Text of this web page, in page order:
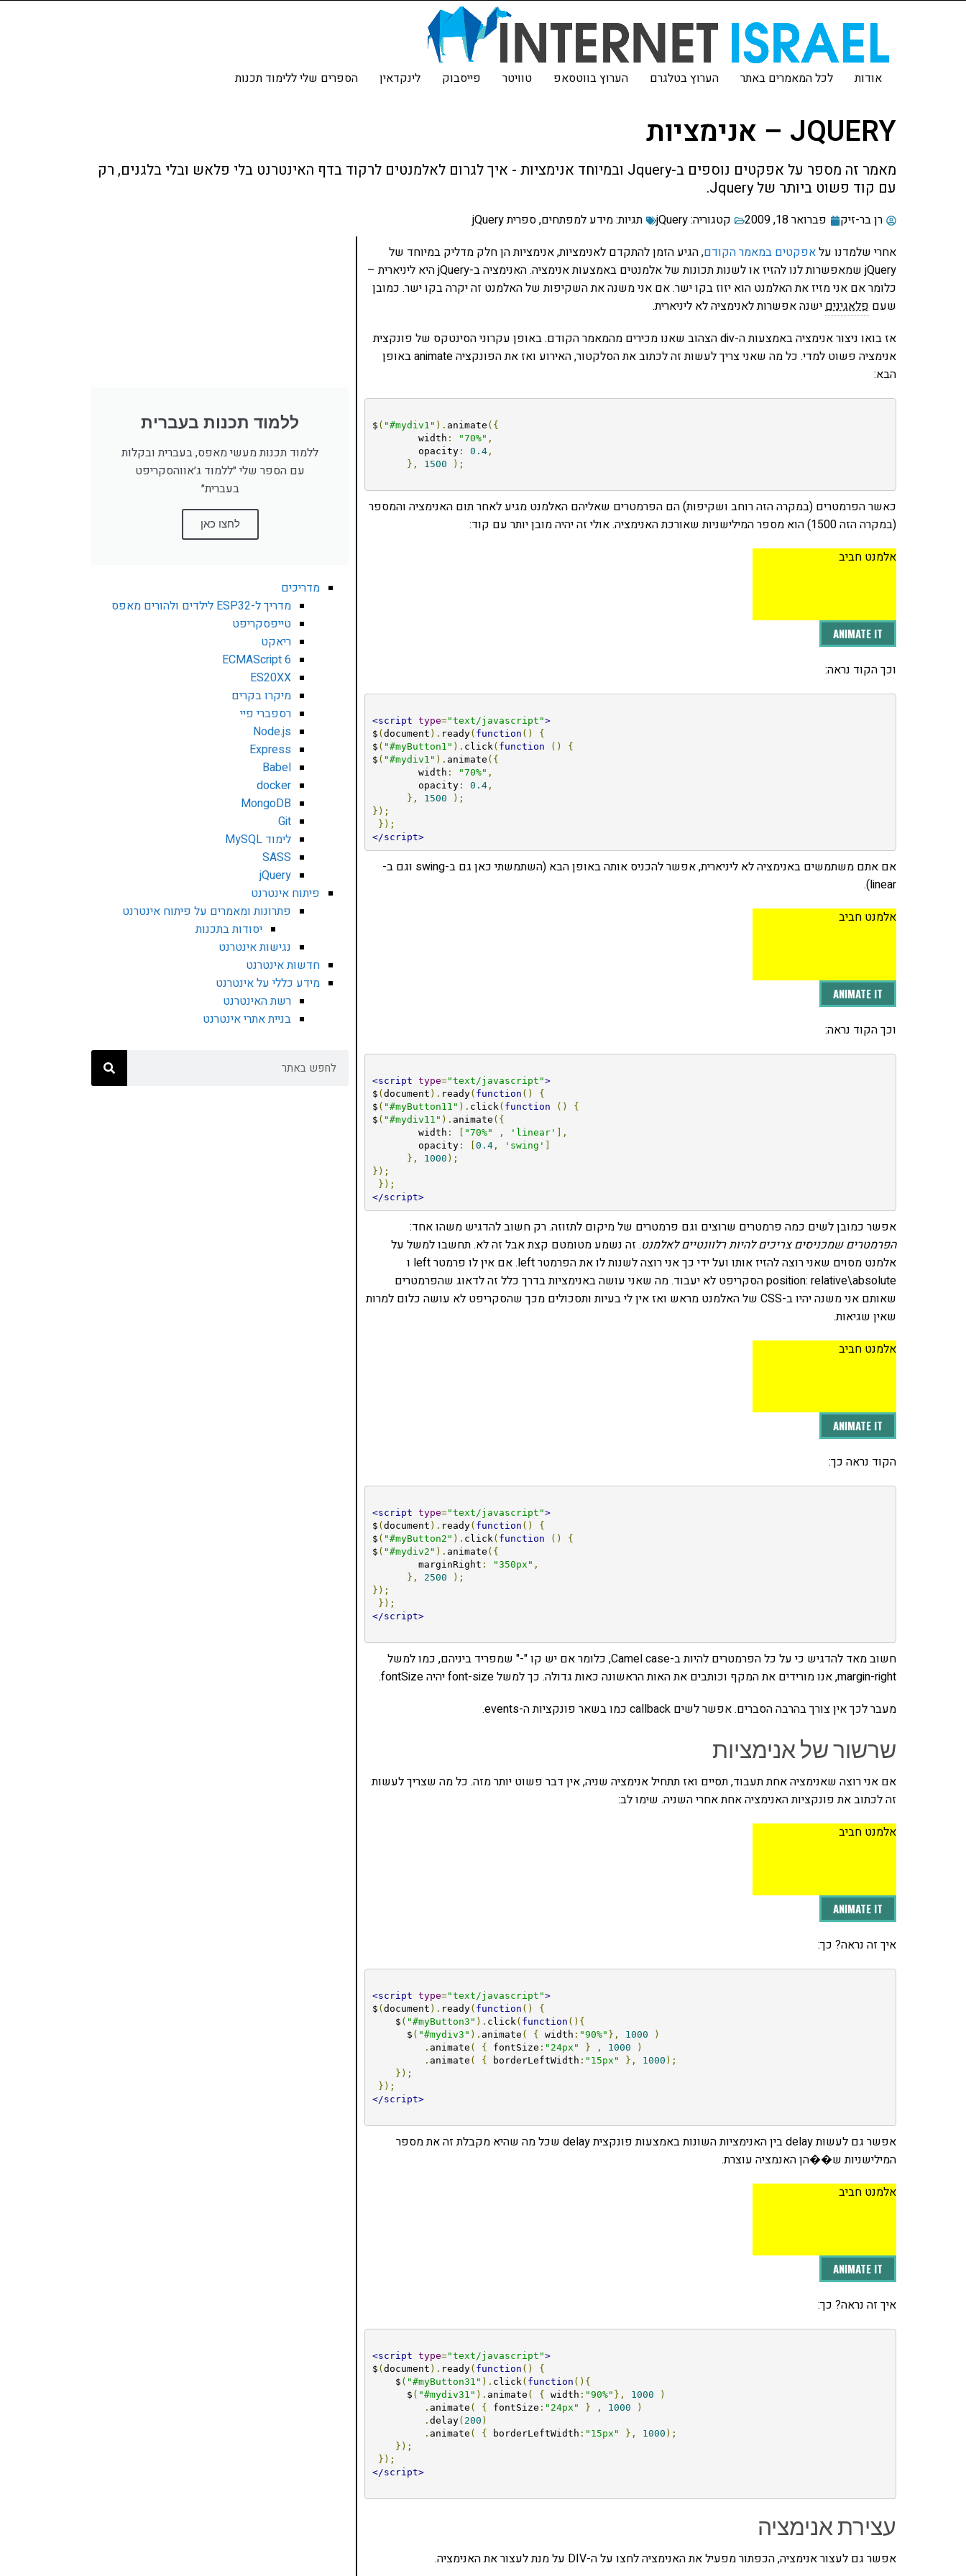
אודות לכל המאמרים באתר הערוץ בטלגרם הערוץ בווטסאפ טוויטר פייסבוק לינקדאין הספרים שלי ללימוד תכנות
JQUERY – אנימציות
מאמר זה מספר על אפקטים נוספים ב-Jquery ובמיוחד אנימציות - איך לגרום לאלמנטים לרקוד בדף האינטרנט בלי פלאש ובלי בלגנים, רק
עם קוד פשוט ביותר של Jquery.
רן בר-זיק פברואר 18, 2009 קטגוריה:jQuery תגיות:מידע למפתחים,ספרית jQuery
אחרי שלמדנו עלאפקטים במאמר הקודם, הגיע הזמן להתקדם לאנימציות, אנימציות הן חלק מדליק במיוחד של
jQuery שמאפשרות לנו להזיז או לשנות תכונות של אלמנטים באמצעות אנימציה. האנימציה ב-jQuery היא ליניארית –
כלומר אם אני מזיז את האלמנט הוא יזוז בקו ישר. אם אני משנה את השקיפות של האלמנט זה יקרה בקו ישר. כמובן
שעם פלאגיניםישנה אפשרות לאנימציה לא ליניארית.
אז בואו ניצור אנימציה באמצעות ה-div הצהוב שאנו מכירים מהמאמר הקודם. באופן עקרוני הסינטקס של פונקצית
אנימציה פשוט למדי. כל מה שאני צריך לעשות זה לכתוב את הסלקטור, האירוע ואז את הפונקציה animate באופן
הבא:
$ ( "#mydiv1" ). animate ({
        width
: "70%" ,
        opacity
: 0.4,
},
1500 );
כאשר הפרמטרים (במקרה הזה רוחב ושקיפות) הם הפרמטרים שאליהם האלמנט מגיע לאחר תום האנימציה והמספר
(במקרה הזה 1500) הוא מספר המילישניות שאורכת האנימציה. אולי זה יהיה מובן יותר עם קוד:
אלמנט חביב
ANIMATE IT
וכך הקוד נראה:
<script type="text/javascript">
$ (document ). ready( function ()
{
$ ( "#myButton1" ). click ( function ()
{
$ ( "#mydiv1" ). animate ({
        width
: "70%" ,
        opacity
: 0.4,
},
1500
);
});
});
</script>
אם אתם משתמשים באנימציה לא ליניארית, אפשר להכניס אותה באופן הבא (השתמשתי כאן גם ב-swing וגם ב-
linear).
אלמנט חביב
ANIMATE IT
וכך הקוד נראה:
<script type="text/javascript">
$ (document ). ready( function ()
{
$ ( "#myButton11" ). click ( function ()
{
$ ( "#mydiv11" ). animate ({
        width
: [ "70%" , 'linear' ],
        opacity
: [0.4, 'swing' ]
},
1000 );
});
});
</script>
אפשר כמובן לשים כמה פרמטרים שרוצים וגם פרמטרים של מיקום לתזוזה. רק חשוב להדגיש משהו אחד:
הפרמטרים שמכניסים צריכים להיות רלוונטיים לאלמנט. זה נשמע מטומטם קצת אבל זה לא. תחשבו למשל על
אלמנט מסוים שאני רוצה להזיז אותו ועל ידי כך אני רוצה לשנות לו את הפרמטר left. אם אין לו פרמטר left ו
position: relative\absolute הסקריפט לא יעבוד. מה שאני עושה באנימציות בדרך כלל זה לדאוג שהפרמטרים
שאותם אני משנה יהיו ב-CSS של האלמנט מראש ואז אין לי בעיות ותסכולים מכך שהסקריפט לא עושה כלום למרות
שאין שגיאות.
אלמנט חביב
ANIMATE IT
הקוד נראה כך:
<script type="text/javascript">
$ (document ). ready( function ()
{
$ ( "#myButton2" ). click ( function ()
{
$ ( "#mydiv2" ). animate ({
        marginRight
: "350px" ,
},
2500
);
});
});
</script>
חשוב מאד להדגיש כי על כל הפרמטרים להיות ב-Camel case, כלומר אם יש קו "-" שמפריד ביניהם, כמו למשל
margin-right, אנו מורידים את המקף וכותבים את האות הראשונה כאות גדולה. כך למשל font-size יהיה fontSize.
מעבר לכך אין צורך בהרבה הסברים. אפשר לשים callback כמו בשאר פונקציות ה-events.
שרשור של אנימציות
אם אני רוצה שאנימציה אחת תעבוד, תסיים ואז תתחיל אנימציה שניה, אין דבר פשוט יותר מזה. כל מה שצריך לעשות
זה לכתוב את פונקציות האנימציה אחת אחרי השניה. שימו לב:
אלמנט חביב
ANIMATE IT
איך זה נראה? כך:
<script type="text/javascript">
$ (document ). ready( function ()
{
    $
( "#myButton3" ). click ( function (){
      $
( "#mydiv3" ). animate ( { width : "90%" }, 1000
)
. animate ( { fontSize : "24px" } , 1000
)
. animate ( { borderLeftWidth : "15px" }, 1000 );
});
});
</script>
אפשר גם לעשות delay בין האנימציות השונות באמצעות פונקצית delay שכל מה שהיא מקבלת זה את מספר
המילישניות ש��הן האנמציה עוצרת.
אלמנט חביב
ANIMATE IT
איך זה נראה? כך:
<script type="text/javascript">
$ (document ). ready( function ()
{
    $
( "#myButton31" ). click ( function (){
      $
( "#mydiv31" ). animate ( { width : "90%" }, 1000
)
. animate ( { fontSize : "24px" } , 1000
)
. delay( 200 )
. animate ( { borderLeftWidth : "15px" }, 1000 );
});
});
</script>
עצירת אנימציה
אפשר גם לעצור אנימציה, הכפתור מפעיל את האנימציה לחצו על ה-DIV על מנת לעצור את האנימציה.
ללמוד תכנות בעברית
ללמוד תכנות מעשי מאפס, בעברית ובקלות
עם הספר שלי ״ללמוד ג׳אווהסקריפט
בעברית״
לחצו כאן
מדריכים
מדריך ל-ESP32 לילדים ולהורים מאפס
טייפסקריפט
ריאקט
ECMAScript 6
ES20XX
מיקרו בקרים
רספברי פיי
Node.js
Express
Babel
docker
MongoDB
Git
לימוד MySQL
SASS
jQuery
פיתוח אינטרנט
פתרונות ומאמרים על פיתוח אינטרנט
יסודות בתכנות
נגישות אינטרנט
חדשות אינטרנט
מידע כללי על אינטרנט
רשת האינטרנט
בניית אתרי אינטרנט